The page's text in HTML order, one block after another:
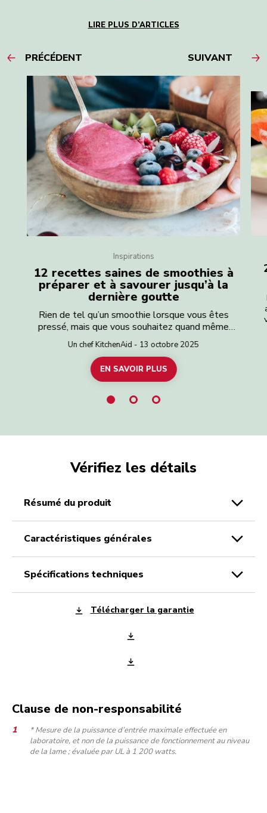
LIRE PLUS D’ARTICLES
PRÉCÉDENT SUIVANT
Inspirations
12 recettes saines de smoothies à
préparer et à savourer jusqu’à la
dernière goutte
Rien de tel qu’un smoothie lorsque vous êtes
pressé, mais que vous souhaitez quand même
manger équilibré. C’est un moyen rapide et facile
de consommer des fruits et légumes. Vous
cherchez un smoothie sain pour bien commencer
la journée ou pour vous aider à récupérer après
vous juste envie d’un petit remontant puissant ?
surtout si vous utilisez votre blender KitchenAid
en vitamines sera prêt en un clin d’œil.
Un chef KitchenAid - 13 octobre 2025
EN SAVOIR PLUS
Vérifiez les détails
résumé du produit
caractéristiques générales
spécifications techniques
Télécharger la garantie
Clause de non-responsabilité
* Mesure de la puissance d’entrée maximale effectuée en
laboratoire, et non de la puissance de fonctionnement au niveau
de la lame ; évaluée par UL à 1 200 watts.